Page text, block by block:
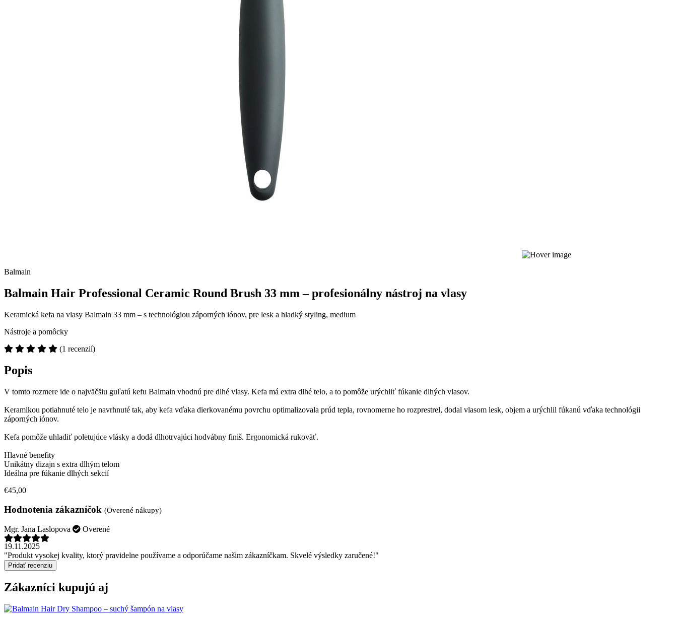
Balmain
Balmain Hair Professional Ceramic Round Brush 33 mm – profesionálny nástroj na vlasy
Keramická kefa na vlasy Balmain 33 mm – s technológiou záporných iónov, pre lesk a hladký styling, medium
Nástroje a pomôcky
(1 recenzií)
Popis
V tomto rozmere ide o najväčšiu guľatú kefu Balmain vhodnú pre dlhé vlasy. Kefa má extra dlhé telo, a to pomôže urýchliť fúkanie dlhých vlasov.
Keramikou potiahnuté telo je navrhnuté tak, aby kefa vďaka dierkovanému povrchu optimalizovala prúd tepla, rovnomerne ho rozprestrel, dodal vlasom lesk, objem a urýchlil fúkanú vďaka technológii
záporných iónov.
Kefa pomôže uhladiť poletujúce vlásky a dodá dlhotrvajúci hodvábny finiš. Ergonomická rukoväť.
Hlavné benefity
Unikátny dizajn s extra dlhým telom
Ideálna pre fúkanie dlhých sekcií
€45,00
Hodnotenia zákazníčok (Overené nákupy)
Mgr. Jana Laslopova
Overené
19.11.2025
"Produkt vysokej kvality, ktorý pravidelne používame a odporúčame našim zákazníčkam. Skvelé výsledky zaručené!"
Pridať recenziu
Zákazníci kupujú aj